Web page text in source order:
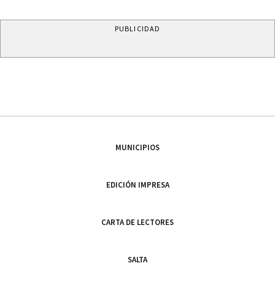
PUBLICIDAD
MUNICIPIOS
EDICIÓN IMPRESA
CARTA DE LECTORES
SALTA